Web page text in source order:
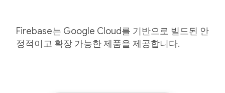
Firebase는 Google Cloud를 기반으로 빌드된 안
정적이고 확장 가능한 제품을 제공합니다.